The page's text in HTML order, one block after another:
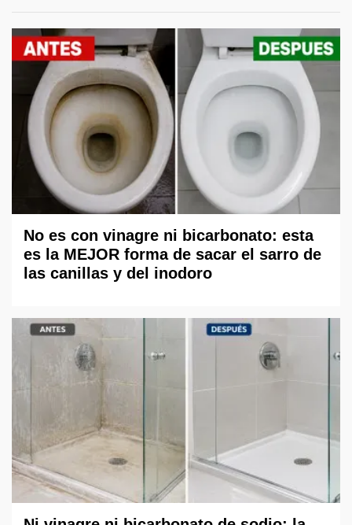
No es con vinagre ni bicarbonato: esta
es la MEJOR forma de sacar el sarro de
las canillas y del inodoro